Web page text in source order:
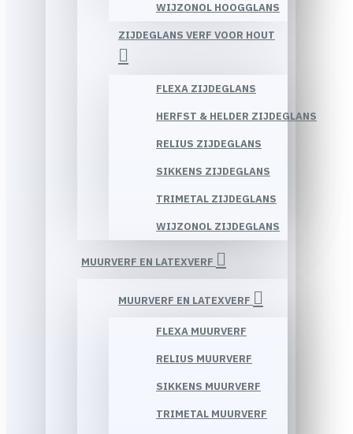
WIJZONOL HOOGGLANS
ZIJDEGLANS VERF VOOR HOUT
FLEXA ZIJDEGLANS
HERFST & HELDER ZIJDEGLANS
RELIUS ZIJDEGLANS
SIKKENS ZIJDEGLANS
TRIMETAL ZIJDEGLANS
WIJZONOL ZIJDEGLANS
MUURVERF EN LATEXVERF
MUURVERF EN LATEXVERF
FLEXA MUURVERF
RELIUS MUURVERF
SIKKENS MUURVERF
TRIMETAL MUURVERF